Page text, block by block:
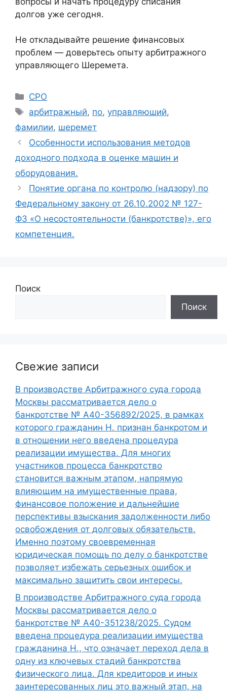
долгов уже сегодня.
Не откладывайте решение финансовых
проблем — доверьтесь опыту арбитражного
управляющего Шеремета.
Рубрики
СРО
Метки
арбитражный, по,управляюший,
фамилии, шеремет
Особенности использования методов
доходного подхода в оценке машин и
оборудования.
Понятие органа по контролю (надзору) по
Федеральному закону от 26.10.2002 № 127-
ФЗ «О несостоятельности (банкротстве)», его
компетенция.
Поиск
Поиск
Свежие записи
В производстве Арбитражного суда города
Москвы рассматривается дело о
банкротстве № А40-356892/2025, в рамках
которого гражданин Н. признан банкротом и
в отношении него введена процедура
реализации имущества. Для многих
участников процесса банкротство
становится важным этапом, напрямую
влияющим на имущественные права,
финансовое положение и дальнейшие
перспективы взыскания задолженности либо
освобождения от долговых обязательств.
Именно поэтому своевременная
юридическая помощь по делу о банкротстве
позволяет избежать серьезных ошибок и
максимально защитить свои интересы.
В производстве Арбитражного суда города
Москвы рассматривается дело о
банкротстве № А40-351238/2025. Судом
введена процедура реализации имущества
гражданина Н., что означает переход дела в
одну из ключевых стадий банкротства
физического лица. Для кредиторов и иных
заинтересованных лиц это важный этап, на